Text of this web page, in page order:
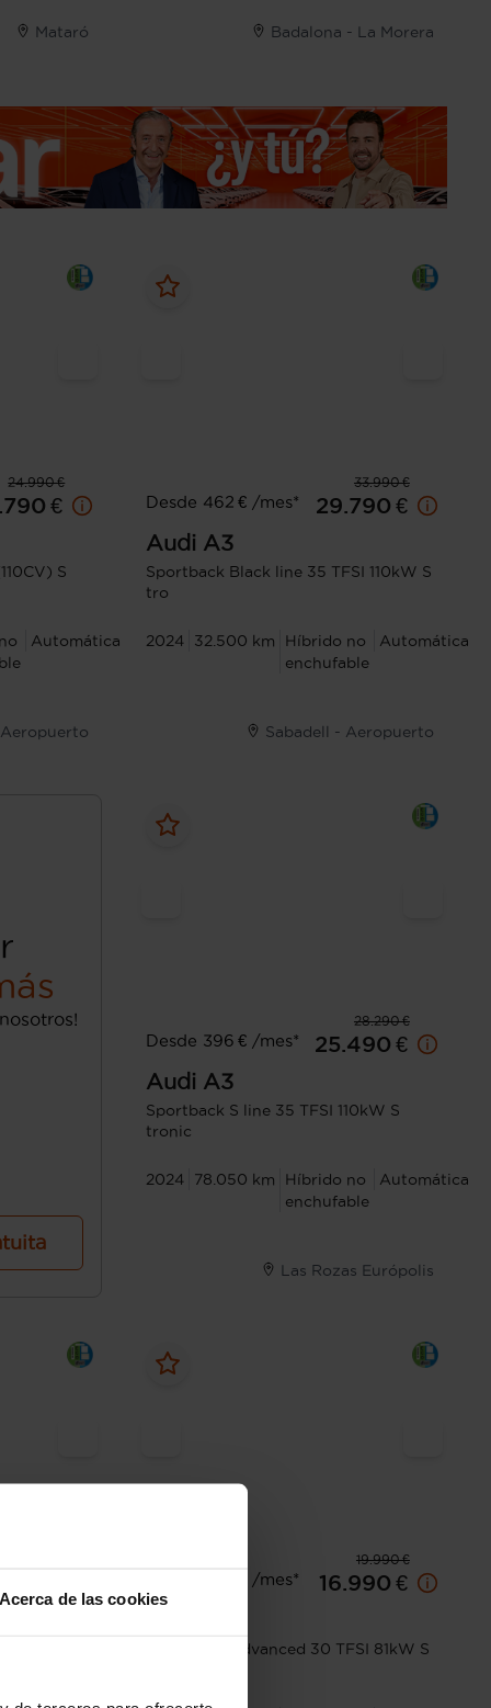
Acerca de las cookies
Mataró Badalona - La Morera
24.990 €
€
S
Automática
33.990 €
Desde 462 € /mes*
29.790 €
Audi A3
Sportback Black line 35 TFSI 110kW S
tro
2024 32.500 km
Híbrido no
enchufable
Automática
Sabadell - Aeropuerto
28.290 €
Desde 396 € /mes*
25.490 €
Audi A3
Sportback S line 35 TFSI 110kW S
tronic
2024 78.050 km
Híbrido no
enchufable
Automática
Las Rozas Európolis
19.990 €
Desde 264 € /mes*
16.990 €
Sportback Advanced 30 TFSI 81kW S